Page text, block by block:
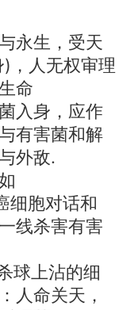
永生，受天
，人无权审理
命
入身，应作
有害菌和解
外敌.
细胞对话和
线杀害有害
球上沾的细
人命关天，